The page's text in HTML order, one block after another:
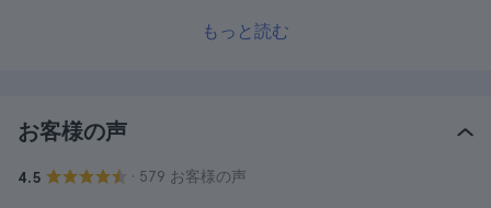
もっと読む
お客様の声
4.5 · 579 お客様の声